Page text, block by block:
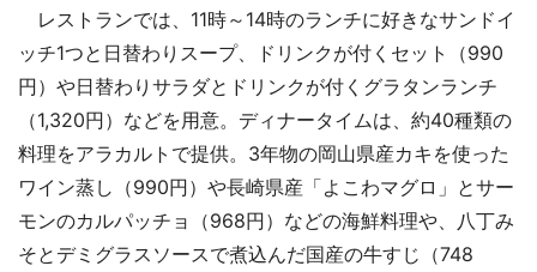
レストランでは、11時～14時のランチに好きなサンドイ
ッチ1つと日替わりスープ、ドリンクが付くセット（990
円）や日替わりサラダとドリンクが付くグラタンランチ
（1,320円）などを用意。ディナータイムは、約40種類の
料理をアラカルトで提供。3年物の岡山県産カキを使った
ワイン蒸し（990円）や長崎県産「よこわマグロ」とサー
モンのカルパッチョ（968円）などの海鮮料理や、八丁み
そとデミグラスソースで煮込んだ国産の牛すじ（748